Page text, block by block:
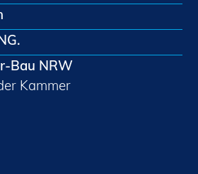
Bau NRW
Kammer